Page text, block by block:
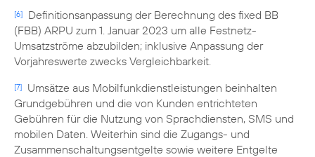
[6]
Definitionsanpassung der Berechnung des fixed BB
(FBB) ARPU zum 1. Januar 2023 um alle Festnetz-
Umsatzströme abzubilden; inklusive Anpassung der
Vorjahreswerte zwecks Vergleichbarkeit.
[7]
Umsätze aus Mobilfunkdienstleistungen beinhalten
Grundgebühren und die von Kunden entrichteten
Gebühren für die Nutzung von Sprachdiensten, SMS und
mobilen Daten. Weiterhin sind die Zugangs- und
Zusammenschaltungsentgelte sowie weitere Entgelte